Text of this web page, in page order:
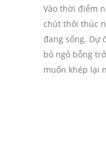
Vào thời điểm
chút thôi thúc
đang sống. Dự
bỏ ngỏ bỗng
muốn khép lại